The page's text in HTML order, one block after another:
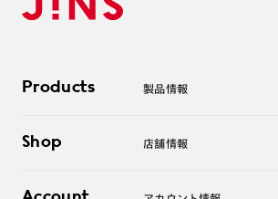
Products 製品情報
サングラス
コンタクトレンズ
Shop 店舗情報